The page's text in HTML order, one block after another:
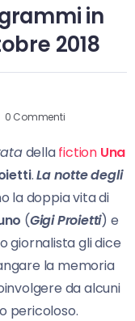
in
2018
0 Commenti
dellafiction Una
.La notte degli
la doppia vita di
(Gigi Proietti) e
giornalista gli dice
la memoria
da alcuni
pericoloso.